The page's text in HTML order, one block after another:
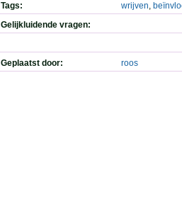
Tags:
wrijven,
Gelijkluidende vragen:
Geplaatst door: roos